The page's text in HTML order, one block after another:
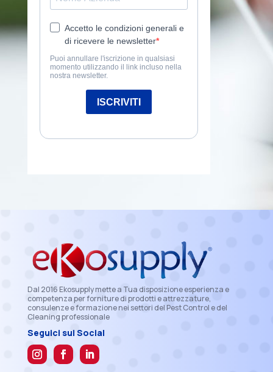
Dal 2016 Ekosupply mette a Tua disposizione esperienza e
competenza per forniture di prodotti e attrezzature,
consulenze e formazione nei settori del Pest Control e del
Cleaning professionale
Seguici sui Social